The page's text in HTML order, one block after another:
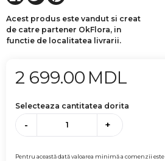
Acest produs este vandut si creat
de catre partener OkFlora, in
functie de localitatea livrarii.
2 699.00 MDL
Selecteaza cantitatea dorita
- +
Pentru această dată valoarea minimă a comenzii este